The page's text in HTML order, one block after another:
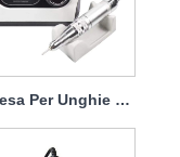
Set Fresa Per Unghie Lima Elettrica Professionale 65w 35000rpm